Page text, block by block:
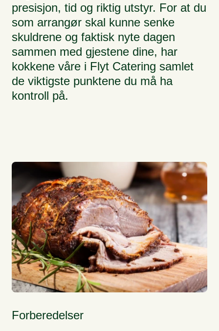
presisjon, tid og riktig utstyr. For at du
som arrangør skal kunne senke
skuldrene og faktisk nyte dagen
sammen med gjestene dine, har
kokkene våre i Flyt Catering samlet
de viktigste punktene du må ha
kontroll på.
Forberedelser